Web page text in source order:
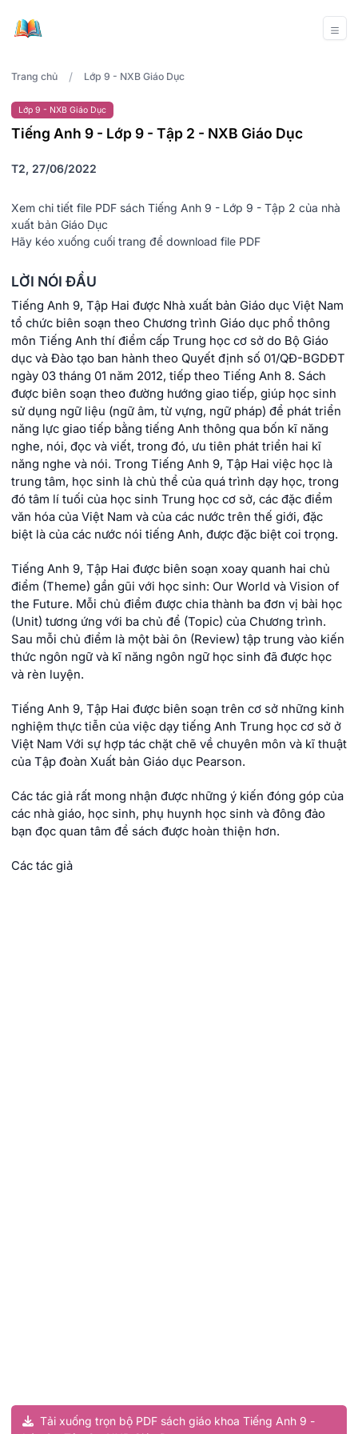
Trang chủ / Lớp 9 - NXB Giáo Dục
Lớp 9 - NXB Giáo Dục
Tiếng Anh 9 - Lớp 9 - Tập 2 - NXB Giáo Dục
T2, 27/06/2022
Xem chi tiết file PDF sách Tiếng Anh 9 - Lớp 9 - Tập 2 của nhà
xuất bản Giáo Dục
Hãy kéo xuống cuối trang để download file PDF
LỜI NÓI ĐẦU
Tiếng Anh 9, Tập Hai được Nhà xuất bản Giáo dục Việt Nam
tổ chức biên soạn theo Chương trình Giáo dục phổ thông
môn Tiếng Anh thí điểm cấp Trung học cơ sở do Bộ Giáo
dục và Đào tạo ban hành theo Quyết định số 01/QĐ-BGDĐT
ngày 03 tháng 01 năm 2012, tiếp theo Tiếng Anh 8. Sách
được biên soạn theo đường hướng giao tiếp, giúp học sinh
sử dụng ngữ liệu (ngữ âm, từ vựng, ngữ pháp) để phát triển
năng lực giao tiếp bằng tiếng Anh thông qua bốn kĩ năng
nghe, nói, đọc và viết, trong đó, ưu tiên phát triển hai kĩ
năng nghe và nói. Trong Tiếng Anh 9, Tập Hai việc học là
trung tâm, học sinh là chủ thể của quá trình dạy học, trong
đó tâm lí tuối của học sinh Trung học cơ sở, các đặc điểm
văn hóa của Việt Nam và của các nước trên thế giới, đặc
biệt là của các nước nói tiếng Anh, được đặc biệt coi trọng.
Tiếng Anh 9, Tập Hai được biên soạn xoay quanh hai chủ
điểm (Theme) gần gũi với học sinh: Our World và Vision of
the Future. Mỗi chủ điểm được chia thành ba đơn vị bài học
(Unit) tương ứng với ba chủ để (Topic) của Chương trình.
Sau mỗi chủ điểm là một bài ôn (Review) tập trung vào kiến
thức ngôn ngữ và kĩ năng ngôn ngữ học sinh đã được học
và rèn luyện.
Tiếng Anh 9, Tập Hai được biên soạn trên cơ sở những kinh
nghiệm thực tiễn của việc dạy tiếng Anh Trung học cơ sở ở
Việt Nam Với sự hợp tác chặt chẽ về chuyên môn và kĩ thuật
của Tập đoàn Xuất bản Giáo dục Pearson.
Các tác giả rất mong nhận được những ý kiến đóng góp của
các nhà giáo, học sinh, phụ huynh học sinh và đông đảo
bạn đọc quan tâm để sách được hoàn thiện hơn.
Các tác giả
Tải xuống trọn bộ PDF sách giáo khoa Tiếng Anh 9 -